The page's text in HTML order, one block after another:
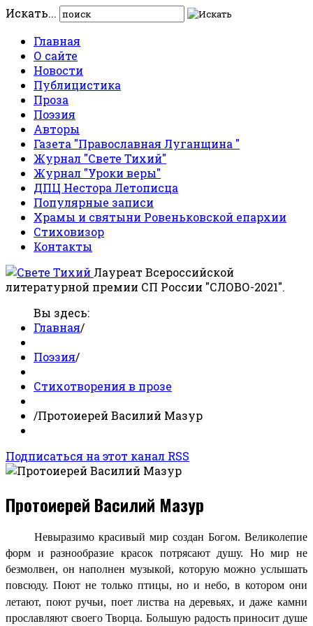
Искать...
Главная
О сайте
Новости
Публицистика
Проза
Поэзия
Авторы
Газета "Православная Луганщина "
Журнал "Свете Тихий"
Журнал "Уроки веры"
ДПЦ Нестора Летописца
Популярные записи
Храмы и святыни Ровеньковской епархии
Стиховизор
Контакты
Лауреат Всероссийской
литературной премии СП России "СЛОВО-2021".
Вы здесь:
Главная/
Поэзия/
Стихотворения в прозе
/Протоиерей Василий Мазур
Подписаться на этот канал RSS
Протоиерей Василий Мазур
Невыразимо красивый мир создан Богом. Великолепие
форм и разнообразие красок потрясают душу. Но мир не
безмолвен, он наполнен музыкой, которую можно услышать
повсюду. Поют не только птицы, но и небо, в котором они
летают, поют ручьи, поет листва на деревьях, и даже камни
прославляют своего Творца. Большую радость приносит душе